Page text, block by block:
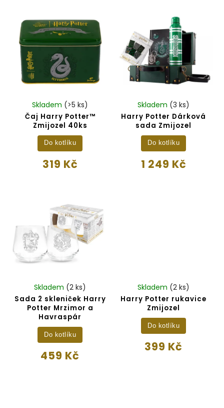
Abecedně
Čaj Harry Potter™
Zmijozel 40ks
Skladem (>5 ks)
319 Kč
Do kotlíku
Harry Potter Dárková
sada Zmijozel
Skladem (3 ks)
1 249 Kč
Do kotlíku
Sada 2 skleniček Harry
Potter Mrzimor a
Havraspár
Skladem (2 ks)
459 Kč
Do kotlíku
Harry Potter rukavice
Zmijozel
Skladem (2 ks)
399 Kč
Do kotlíku